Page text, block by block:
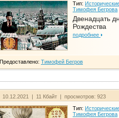
Тип:
Тимофея Бегрова
Двенадцать
Рождества
подробнее
Предоставлено: Тимофей Бегров
10.12.2021 | 11 Кбайт | просмотров: 923
Тип:
Тимофея Бегрова